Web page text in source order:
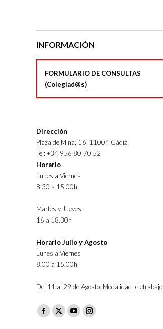
INFORMACIÓN
FORMULARIO DE CONSULTAS
(Colegiad@s)
Dirección
Plaza de Mina, 16, 11004 Cádiz
Tel: +34 956 80 70 52
Horario
Lunes a Viernes
8.30 a 15.00h
Martes y Jueves
16 a 18.30h
Horario Julio y Agosto
Lunes a Viernes
8.00 a 15.00h
Del 11 al 29 de Agosto: Modalidad teletrabajo
Facebook
X
YouTubeInstagram